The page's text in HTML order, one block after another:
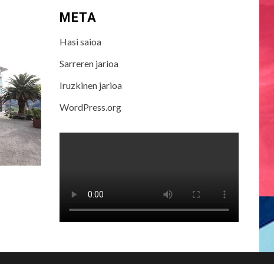
META
Hasi saioa
Sarreren jarioa
Iruzkinen jarioa
WordPress.org